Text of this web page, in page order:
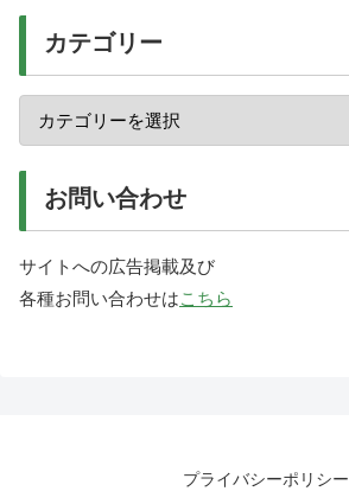
カテゴリー
お問い合わせ
サイトへの広告掲載及び
各種お問い合わせはこちら
プライバシーポリシー